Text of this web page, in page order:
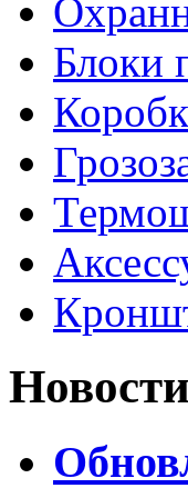
Блоки
Новости